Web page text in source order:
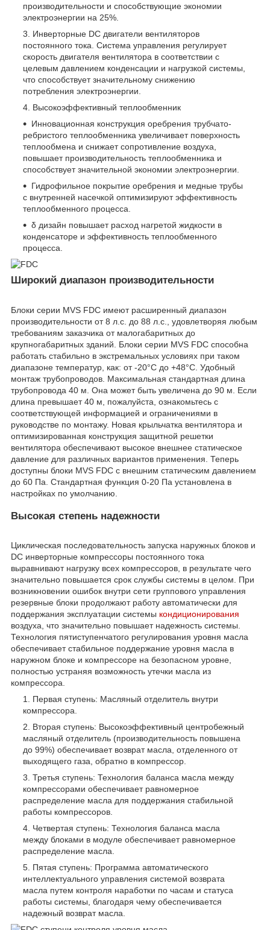
производительности и способствующие экономии
электроэнергии на 25%.
Инверторные DC двигатели вентиляторов
постоянного тока. Система управления регулирует
скорость двигателя вентилятора в соответствии с
целевым давлением конденсации и нагрузкой системы,
что способствует значительному снижению
потребления электроэнергии.
Высокоэффективный теплообменник
Инновационная конструкция оребрения трубчато-
ребристого теплообменника увеличивает поверхность
теплообмена и снижает сопротивление воздуха,
повышает производительность теплообменника и
способствует значительной экономии электроэнергии.
Гидрофильное покрытие оребрения и медные трубы
с внутренней насечкой оптимизируют эффективность
теплообменного процесса.
δ дизайн повышает расход нагретой жидкости в
конденсаторе и эффективность теплообменного
процесса.
Широкий диапазон производительности
Блоки серии MVS FDC имеют расширенный диапазон
производительности от 8 л.с. до 88 л.с., удовлетворяя любым
требованиям заказчика от малогабаритных до
крупногабаритных зданий. Блоки серии MVS FDC способна
работать стабильно в экстремальных условиях при таком
диапазоне температур, как: от -20°C до +48°C. Удобный
монтаж трубопроводов. Максимальная стандартная длина
трубопровода 40 м. Она может быть увеличена до 90 м. Если
длина превышает 40 м, пожалуйста, ознакомьтесь с
соответствующей информацией и ограничениями в
руководстве по монтажу. Новая крыльчатка вентилятора и
оптимизированная конструкция защитной решетки
вентилятора обеспечивают высокое внешнее статическое
давление для различных вариантов применения. Теперь
доступны блоки MVS FDC с внешним статическим давлением
до 60 Па. Стандартная функция 0-20 Па установлена в
настройках по умолчанию.
Высокая степень надежности
Циклическая последовательность запуска наружных блоков и
DC инверторные компрессоры постоянного тока
выравнивают нагрузку всех компрессоров, в результате чего
значительно повышается срок службы системы в целом. При
возникновении ошибок внутри сети группового управления
резервные блоки продолжают работу автоматически для
поддержания эксплуатации системы кондиционирования
воздуха, что значительно повышает надежность системы.
Технология пятиступенчатого регулирования уровня масла
обеспечивает стабильное поддержание уровня масла в
наружном блоке и компрессоре на безопасном уровне,
полностью устраняя возможность утечки масла из
компрессора.
Первая ступень: Масляный отделитель внутри
компрессора.
Вторая ступень: Высокоэффективный центробежный
масляный отделитель (производительность повышена
до 99%) обеспечивает возврат масла, отделенного от
выходящего газа, обратно в компрессор.
Третья ступень: Технология баланса масла между
компрессорами обеспечивает равномерное
распределение масла для поддержания стабильной
работы компрессоров.
Четвертая ступень: Технология баланса масла
между блоками в модуле обеспечивает равномерное
распределение масла.
Пятая ступень: Программа автоматического
интеллектуального управления системой возврата
масла путем контроля наработки по часам и статуса
работы системы, благодаря чему обеспечивается
надежный возврат масла.